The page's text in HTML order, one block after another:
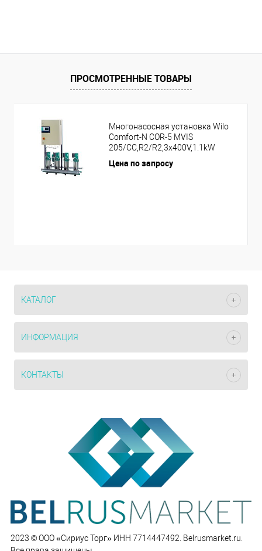
ПРОСМОТРЕННЫЕ ТОВАРЫ
Многонасосная установка Wilo
Comfort-N COR-5 MVIS
205/CC,R2/R2,3x400V,1.1kW
Цена по запросу
КАТАЛОГ
ИНФОРМАЦИЯ
КОНТАКТЫ
2023 © ООО «Сириус Торг» ИНН 7714447492. Belrusmarket.ru.